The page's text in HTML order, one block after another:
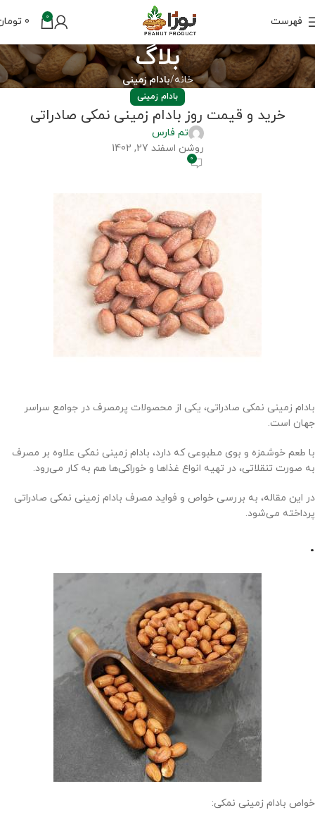
فهرست 0
0
بلاگ
خانه بادام زمینی
بادام زمینی
خرید و قیمت روز بادام زمینی نمکی صادراتی
تم فارس
روشن اسفند 27, 1402
0
بادام زمینی نمکی صادراتی، یکی از محصولات پرمصرف در جوامع سراسر
جهان است.
با طعم خوشمزه و بوی مطبوعی که دارد، بادام زمینی نمکی علاوه بر مصرف
به صورت تنقلاتی، در تهیه انواع غذاها و خوراکی‌ها هم به کار می‌رود.
در این مقاله، به بررسی خواص و فواید مصرف بادام زمینی نمکی صادراتی
پرداخته می‌شود.
.
خواص بادام زمینی نمکی: